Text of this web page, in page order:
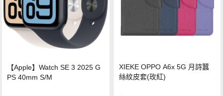
【Apple】Watch SE 3 2025 G
PS 40mm S/M
XIEKE OPPO A6x 5G 月詩蠶
絲紋皮套(玫紅)